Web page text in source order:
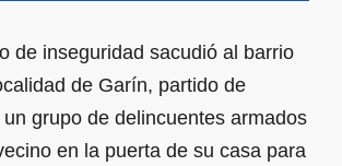
de inseguridad sacudió al barrio
de Garín, partido de
grupo de delincuentes armados
en la puerta de su casa para